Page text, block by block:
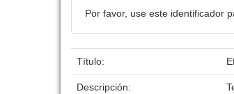
Por favor, use este identificador
Título:
Descripción: